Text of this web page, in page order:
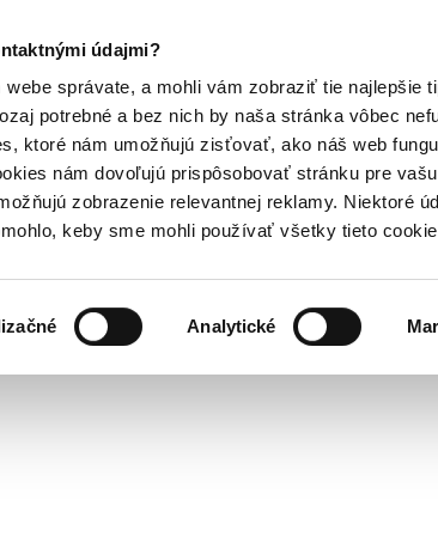
údajmi?
správate, a mohli vám zobraziť tie najlepšie
potrebné a bez nich by naša stránka vôbec
ktoré nám umožňujú zisťovať, ako náš web
nám dovoľujú prispôsobovať stránku pre
zobrazenie relevantnej reklamy. Niektoré
keby sme mohli používať všetky tieto
Analytické